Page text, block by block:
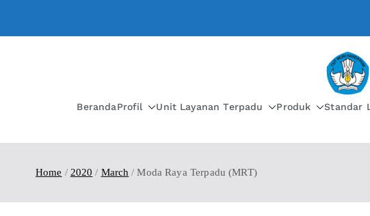
BerandaProfil Unit Layanan Terpadu Produk Standar
Home 2020 March Moda Raya Terpadu (MRT)